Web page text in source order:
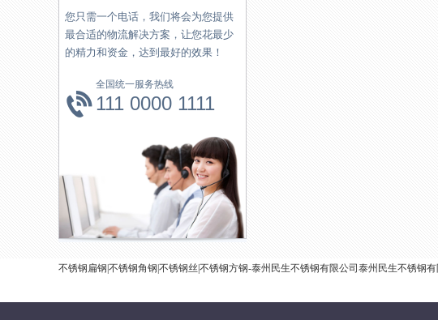
您只需一个电话，我们将会为您提供
最合适的物流解决方案，让您花最少
的精力和资金，达到最好的效果！
全国统一服务热线
111 0000 1111
不锈钢扁钢|不锈钢角钢|不锈钢丝|不锈钢方钢-泰州民生不锈钢有限公司泰州民生不锈钢